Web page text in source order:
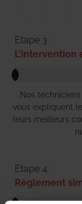
Etape 3 :
L'intervention
Nos
vous expliquent
leurs meilleurs
Etape 4 :
Règlement